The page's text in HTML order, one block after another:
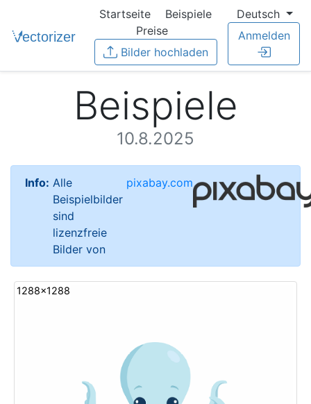
Startseite
Beispiele
Preise
Bilder hochladen
Deutsch
Anmelden
Beispiele
10.8.2025
Info: Alle
Beispielbilder
sind
lizenzfreie
Bilder von
pixabay.com
1288x1288